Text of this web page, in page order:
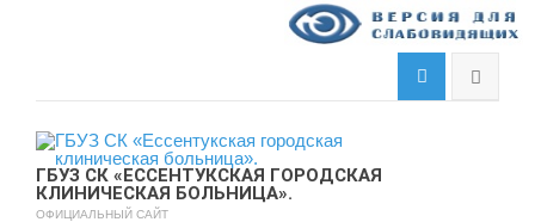
ГБУЗ СК «ЕССЕНТУКСКАЯ ГОРОДСКАЯ
КЛИНИЧЕСКАЯ БОЛЬНИЦА».
ОФИЦИАЛЬНЫЙ САЙТ